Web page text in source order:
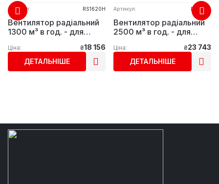
Артикул: RS1620H
Вентилятор радіальний
1300 м³ в год. - для
Gastro
Ціна: ₴18 156
ДЕТАЛЬНІШЕ
Артикул: RS2520
Вентилятор радіальний
2500 м³ в год. - для
GGM Gastro
Ціна: ₴23 743
ДЕТАЛЬНІШЕ